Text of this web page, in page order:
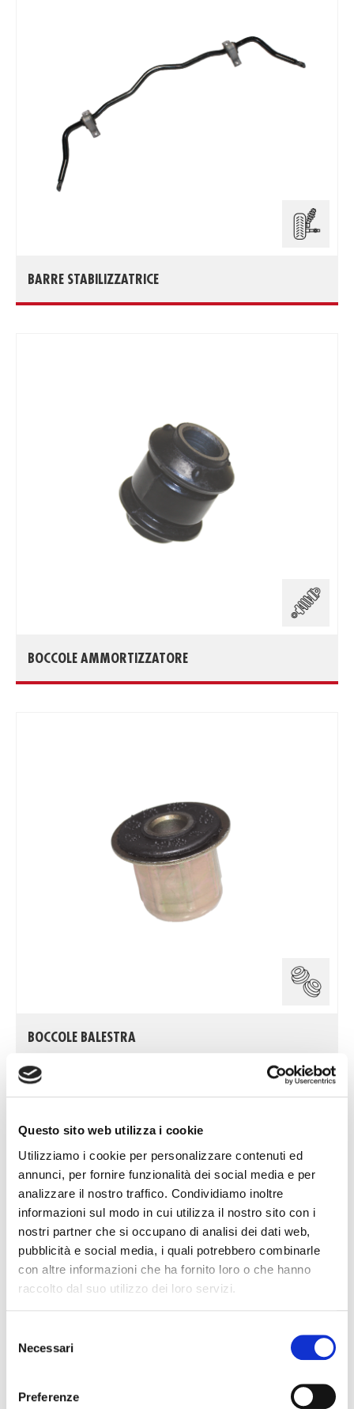
Questo sito web utilizza i cookie
Utilizziamo i cookie per personalizzare contenuti ed
annunci, per fornire funzionalità dei social media e per
analizzare il nostro traffico. Condividiamo inoltre
informazioni sul modo in cui utilizza il nostro sito con i
nostri partner che si occupano di analisi dei dati web,
pubblicità e social media, i quali potrebbero combinarle
con altre informazioni che ha fornito loro o che hanno
raccolto dal suo utilizzo dei loro servizi.
delNecessari
Preferenze
BARRE STABILIZZATRICE
BOCCOLE AMMORTIZZATORE
BOCCOLE BALESTRA